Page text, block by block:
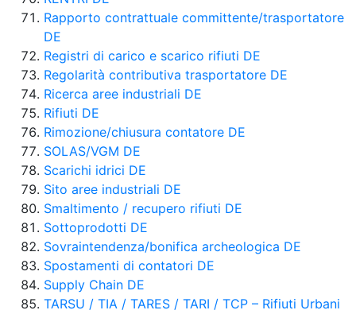
Rapporto contrattuale committente/trasportatore
DE
Registri di carico e scarico rifiuti DE
Regolarità contributiva trasportatore DE
Ricerca aree industriali DE
Rifiuti DE
Rimozione/chiusura contatore DE
SOLAS/VGM DE
Scarichi idrici DE
Sito aree industriali DE
Smaltimento / recupero rifiuti DE
Sottoprodotti DE
Sovraintendenza/bonifica archeologica DE
Spostamenti di contatori DE
Supply Chain DE
TARSU / TIA / TARES / TARI / TCP – Rifiuti Urbani